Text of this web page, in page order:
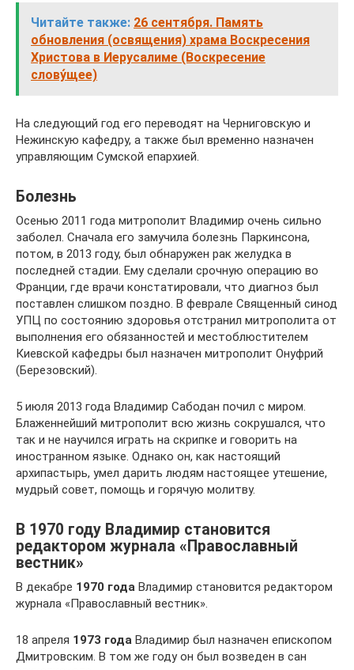
Читайте также: 26 сентября. Память
обновления (освящения) храма Воскресения
Христова в Иерусалиме (Воскресение
слову́щее)
На следующий год его переводят на Черниговскую и
Нежинскую кафедру, а также был временно назначен
управляющим Сумской епархией.
Болезнь
Осенью 2011 года митрополит Владимир очень сильно
заболел. Сначала его замучила болезнь Паркинсона,
потом, в 2013 году, был обнаружен рак желудка в
последней стадии. Ему сделали срочную операцию во
Франции, где врачи констатировали, что диагноз был
поставлен слишком поздно. В феврале Священный синод
УПЦ по состоянию здоровья отстранил митрополита от
выполнения его обязанностей и местоблюстителем
Киевской кафедры был назначен митрополит Онуфрий
(Березовский).
5 июля 2013 года Владимир Сабодан почил с миром.
Блаженнейший митрополит всю жизнь сокрушался, что
так и не научился играть на скрипке и говорить на
иностранном языке. Однако он, как настоящий
архипастырь, умел дарить людям настоящее утешение,
мудрый совет, помощь и горячую молитву.
В 1970 году Владимир становится
редактором журнала «Православный
вестник»
В декабре 1970 года Владимир становится редактором
журнала «Православный вестник».
18 апреля 1973 года Владимир был назначен епископом
Дмитровским. В том же году он был возведен в сан